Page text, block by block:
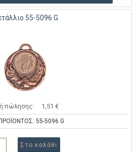
55-5096 G
πώλησης: 1,51 €
55-5096 G